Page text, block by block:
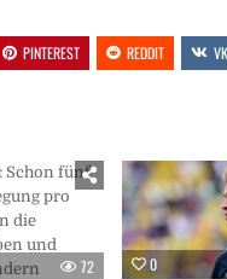
PINTEREST REDDIT VK
72 0